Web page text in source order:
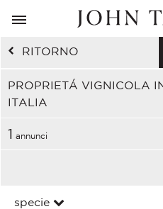
RITORNO
PROPRIETÁ VIGNICOLA
ITALIA
1 annunci
specie